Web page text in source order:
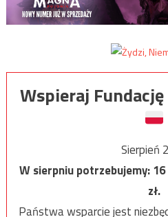
Wspieraj
Sierpień
W sierpniu potrzebujemy:
zł.
Państwa wsparcie jest